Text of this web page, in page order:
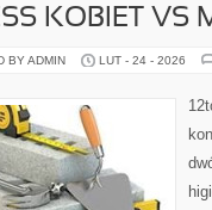
KOBIET VS
BY ADMIN LUT - 24 - 2026